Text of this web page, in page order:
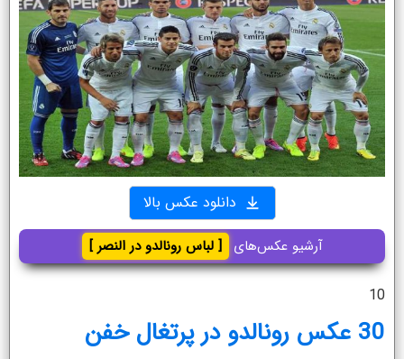
دانلود عکس بالا
آرشیو عکس‌های [ لباس رونالدو در النصر ]
10
30 عکس رونالدو در پرتغال خفن